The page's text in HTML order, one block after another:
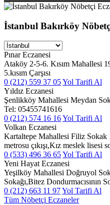
İstanbul Bakırköy
Pınar Eczanesi
Ataköy 2-5-6. Kısım Mahallesi
5.kısım Çarşısı
0 (212) 559 37 05Yol Tarifi Al
Yıldız Eczanesi
Şenlikköy Mahallesi Meydan
Tel: 05455741616
0 (212) 574 16 16Yol Tarifi Al
Volkan Eczanesi
Kartaltepe Mahallesi Filiz Sokak
metrosu çıkışı,Kız meslek lisesi
0 (533) 496 36 65Yol Tarifi Al
Yeni Hayat Eczanesi
Yeşilköy Mahallesi Doğruyol
Sokağı,Bitez Dondurmacısının
0 (212) 663 11 97Yol Tarifi Al
Tüm Nöbetçi Eczaneler